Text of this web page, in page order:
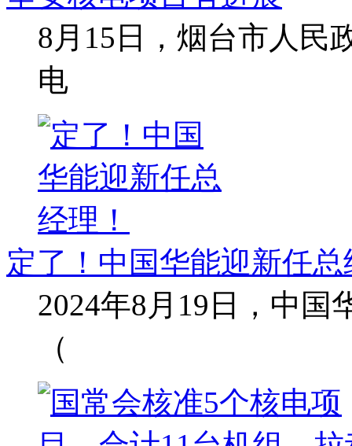
8月15日，烟台市人民
电
定了！中国华能迎新任
2024年8月19日，中国
（